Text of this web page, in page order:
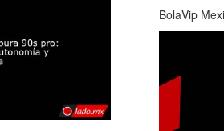
BolaVip